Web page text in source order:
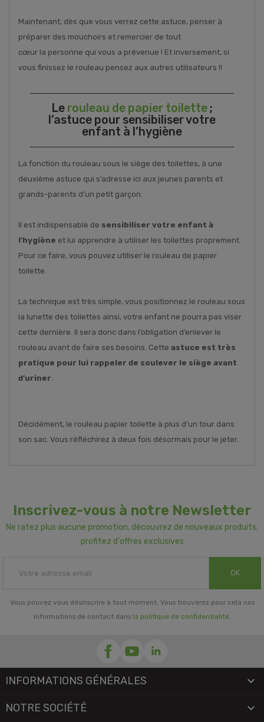
Maintenant, dès que vous verrez cette astuce, penser à
préparer des mouchoirs et remercier de tout
cœur la personne qui vous a prévenue ! Et inversement, si
vous finissez le rouleau pensez aux autres utilisateurs !!
Le rouleau de papier toilette;
l’astuce pour sensibiliser votre
enfant à l’hygiène
La fonction du rouleau sous le siège des toilettes, à une
deuxième astuce qui s’adresse ici aux jeunes parents et
grands-parents d’un petit garçon.
Il est indispensable de sensibiliser votre enfant à
l’hygiène et lui apprendre à utiliser les toilettes proprement.
Pour ce faire, vous pouvez utiliser le rouleau de papier
toilette.
La technique est très simple, vous positionnez le rouleau sous
la lunette des toilettes ainsi, votre enfant ne pourra pas viser
cette dernière. Il sera donc dans l’obligation d’enlever le
rouleau avant de faire ses besoins. Cette astuce est très
pratique pour lui rappeler de soulever le siège avant
d’uriner
Décidément, le rouleau papier toilette à plus d’un tour dans
son sac. Vous réfléchirez à deux fois désormais pour le jeter.
Inscrivez-vous à notre Newsletter
Ne ratez plus aucune promotion, découvrez de nouveaux produits,
profitez d'offres exclusives
OK
Vous pouvez vous désinscrire à tout moment. Vous trouverez pour cela nos
informations de contact dans la politique de confidentialité.
INFORMATIONS GÉNÉRALES 
NOTRE SOCIÉTÉ 